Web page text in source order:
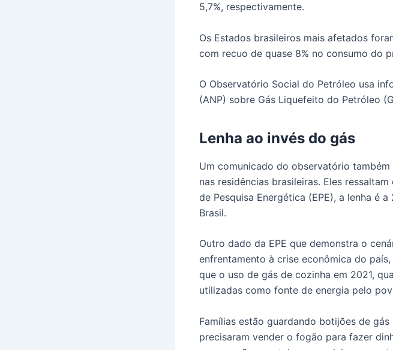
5,7%, respectivamente.
Os Estados brasileiros mais afetados
com recuo de quase 8% no consumo do
O Observatório Social do Petróleo usa
(ANP) sobre Gás Liquefeito do Petróleo
Lenha ao invés do gás
Um comunicado do observatório
nas residências brasileiras. Eles
de Pesquisa Energética (EPE), a lenha é
Brasil.
Outro dado da EPE que demonstra o
enfrentamento à crise econômica do
que o uso de gás de cozinha em 2021,
utilizadas como fonte de energia pelo
Famílias estão guardando botijões de
precisaram vender o fogão para fazer